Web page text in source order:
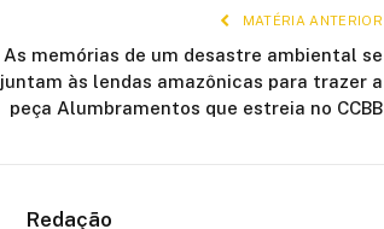
MATÉRIA ANTERIOR
As memórias de um desastre ambiental se
juntam às lendas amazônicas para trazer a
peça Alumbramentos que estreia no CCBB
Redação